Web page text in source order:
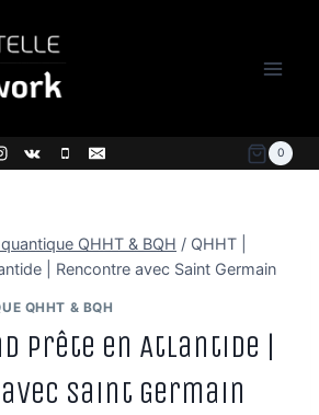
0
QHHT & BQH / QHHT |
| Rencontre avec Saint Germain
QHHT & BQH
prête en Atlantide |
Saint Germain